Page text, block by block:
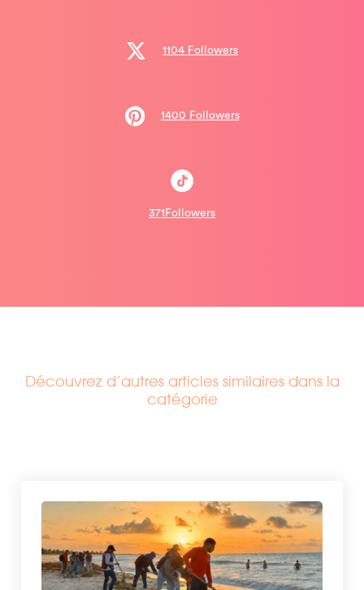
1104 Followers
1400 Followers
371Followers
Découvrez d’autres articles similaires dans la
catégorie